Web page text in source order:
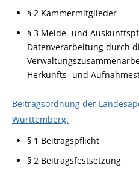
§ 2 Kammermitglieder
§ 3 Melde- und
Datenverarbeitung durch
Herkunfts- und
Beitragsordnung der
Württemberg:
§ 1 Beitragspflicht
§ 2 Beitragsfestsetzung